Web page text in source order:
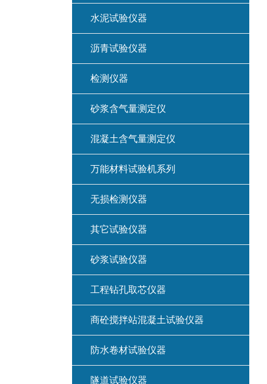
水泥试验仪器
沥青试验仪器
检测仪器
砂浆含气量测定仪
混凝土含气量测定仪
万能材料试验机系列
无损检测仪器
其它试验仪器
砂浆试验仪器
工程钻孔取芯仪器
商砼搅拌站混凝土试验仪器
防水卷材试验仪器
隧道试验仪器